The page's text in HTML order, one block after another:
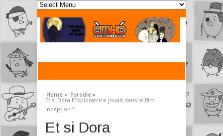
Home » Parodie »
Et si Dora l’Exploratrice jouait dans le film
Inception ?
Et si Dora